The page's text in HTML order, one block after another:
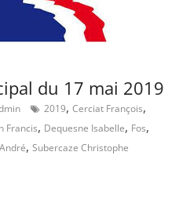
du 17 mai 2019
2019,Cerciat François,
Francis, Dequesne Isabelle, Fos,
,Subercaze Christophe